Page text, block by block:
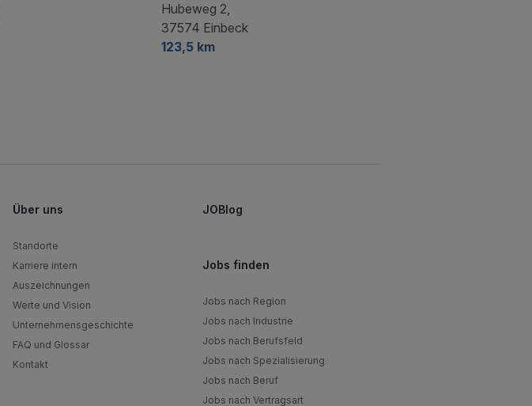
Hubeweg 2,
37574 Einbeck
123,5 km
Über uns
Standorte
Karriere intern
Auszeichnungen
Werte und Vision
Unternehmensgeschichte
FAQ und Glossar
Kontakt
JOBlog
Jobs finden
Jobs nach Region
Jobs nach Industrie
Jobs nach Berufsfeld
Jobs nach Spezialisierung
Jobs nach Beruf
Jobs nach Vertragsart